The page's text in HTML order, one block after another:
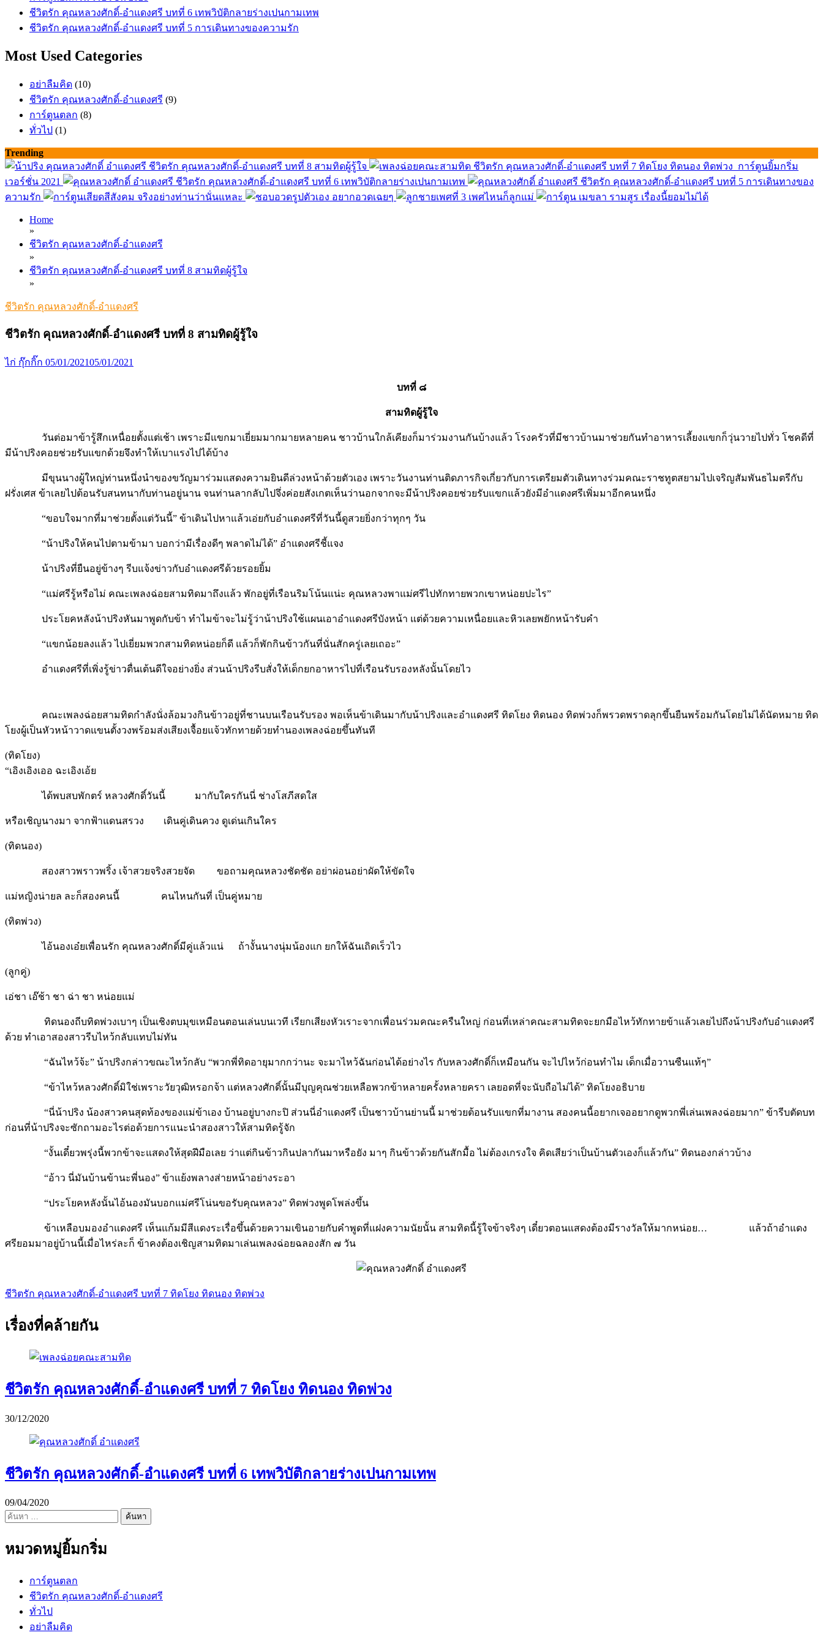
ชีวิตรัก คุณหลวงศักดิ์-อำแดงศรี บทที่ 6 เทพวิบัติกลายร่างเปนกามเทพ
ชีวิตรัก คุณหลวงศักดิ์-อำแดงศรี บทที่ 5 การเดินทางของความรัก
Most Used Categories
อย่าลืมคิด (10)
ชีวิตรัก คุณหลวงศักดิ์-อำแดงศรี (9)
การ์ตูนตลก (8)
ทั่วไป (1)
Trending
ชีวิตรัก คุณหลวงศักดิ์-อำแดงศรี บทที่ 8 สามทิดผู้รู้ใจ
ชีวิตรัก คุณหลวงศักดิ์-อำแดงศรี บทที่ 7 ทิดโยง ทิดนอง ทิดพ่วง การ์ตูนยิ้มกริ่ม
เวอร์ชั่น 2021
ชีวิตรัก คุณหลวงศักดิ์-อำแดงศรี บทที่ 6 เทพวิบัติกลายร่างเปนกามเทพ
ชีวิตรัก คุณหลวงศักดิ์-อำแดงศรี บทที่ 5 การเดินทางของ
ความรัก
จริงอย่างท่านว่านั่นแหละ อยากอวดเฉยๆ เพศไหนก็ลูกแม่ เรื่องนี้ยอมไม่ได้
Home
»
ชีวิตรัก คุณหลวงศักดิ์-อำแดงศรี
»
ชีวิตรัก คุณหลวงศักดิ์-อำแดงศรี บทที่ 8 สามทิดผู้รู้ใจ
»
ชีวิตรัก คุณหลวงศักดิ์-อำแดงศรี
ชีวิตรัก คุณหลวงศักดิ์-อำแดงศรี บทที่ 8 สามทิดผู้รู้ใจ
ไก่ กุ๊กกิ๊ก 05/01/202105/01/2021
บทที่ ๘
สามทิดผู้รู้ใจ
วันต่อมาข้ารู้สึกเหนื่อยตั้งแต่เช้า เพราะมีแขกมาเยี่ยมมากมายหลายคน ชาวบ้านใกล้เคียงก็มาร่วมงานกันบ้างแล้ว โรงครัวที่มีชาวบ้านมาช่วยกันทำอาหารเลี้ยงแขกก็วุ่นวายไปทั่ว โชคดีที่
มีน้าปริงคอยช่วยรับแขกด้วยจึงทำให้เบาแรงไปได้บ้าง
มีขุนนางผู้ใหญ่ท่านหนึ่งนำของขวัญมาร่วมแสดงความยินดีล่วงหน้าด้วยตัวเอง เพราะวันงานท่านติดภารกิจเกี่ยวกับการเตรียมตัวเดินทางร่วมคณะราชทูตสยามไปเจริญสัมพันธไมตรีกับ
ฝรั่งเศส ข้าเลยไปต้อนรับสนทนากับท่านอยู่นาน จนท่านลากลับไปจึ่งค่อยสังเกตเห็นว่านอกจากจะมีน้าปริงคอยช่วยรับแขกแล้วยังมีอำแดงศรีเพิ่มมาอีกคนหนึ่ง
“ขอบใจมากที่มาช่วยตั้งแต่วันนี้” ข้าเดินไปหาแล้วเอ่ยกับอำแดงศรีที่วันนี้ดูสวยยิ่งกว่าทุกๆ วัน
“น้าปริงให้คนไปตามข้ามา บอกว่ามีเรื่องดีๆ พลาดไม่ได้” อำแดงศรีชี้แจง
น้าปริงที่ยืนอยู่ข้างๆ รีบแจ้งข่าวกับอำแดงศรีด้วยรอยยิ้ม
“แม่ศรีรู้หรือไม่ คณะเพลงฉ่อยสามทิดมาถึงแล้ว พักอยู่ที่เรือนริมโน้นแน่ะ คุณหลวงพาแม่ศรีไปทักทายพวกเขาหน่อยปะไร”
ประโยคหลังน้าปริงหันมาพูดกับข้า ทำไมข้าจะไม่รู้ว่าน้าปริงใช้แผนเอาอำแดงศรีบังหน้า แต่ด้วยความเหนื่อยและหิวเลยพยักหน้ารับคำ
“แขกน้อยลงแล้ว ไปเยี่ยมพวกสามทิดหน่อยก็ดี แล้วก็พักกินข้าวกันที่นั่นสักครู่เลยเถอะ”
อำแดงศรีที่เพิ่งรู้ข่าวตื่นเต้นดีใจอย่างยิ่ง ส่วนน้าปริงรีบสั่งให้เด็กยกอาหารไปที่เรือนรับรองหลังนั้นโดยไว
คณะเพลงฉ่อยสามทิดกำลังนั่งล้อมวงกินข้าวอยู่ที่ชานบนเรือนรับรอง พอเห็นข้าเดินมากับน้าปริงและอำแดงศรี ทิดโยง ทิดนอง ทิดพ่วงก็พรวดพราดลุกขึ้นยืนพร้อมกันโดยไม่ได้นัดหมาย ทิด
โยงผู้เป็นหัวหน้าวาดแขนตั้งวงพร้อมส่งเสียงเจื้อยแจ้วทักทายด้วยทำนองเพลงฉ่อยขึ้นทันที
(ทิดโยง)
“เอิงเอิงเออ ฉะเอิงเอ้ย
ได้พบสบพักตร์ หลวงศักดิ์วันนี้ มากับใครกันนี่ ช่างโสภีสดใส
หรือเชิญนางมา จากฟ้าแดนสรวง เดินคู่เดินควง ดูเด่นเกินใคร
(ทิดนอง)
สองสาวพราวพริ้ง เจ้าสวยจริงสวยจัด ขอถามคุณหลวงชัดชัด อย่าผ่อนอย่าผัดให้ขัดใจ
แม่หญิงน่ายล ละก็สองคนนี้ คนไหนกันที่ เป็นคู่หมาย
(ทิดพ่วง)
ไอ้นองเอ๋ยเพื่อนรัก คุณหลวงศักดิ์มีคู่แล้วแน่ ถ้างั้นนางนุ่มน้องแก ยกให้ฉันเถิดเร็วไว
(ลูกคู่)
เอ่ชา เอ๊ช้า ชา ฉ่า ชา หน่อยแม่
ทิดนองถีบทิดพ่วงเบาๆ เป็นเชิงตบมุขเหมือนตอนเล่นบนเวที เรียกเสียงหัวเราะจากเพื่อนร่วมคณะครืนใหญ่ ก่อนที่เหล่าคณะสามทิดจะยกมือไหว้ทักทายข้าแล้วเลยไปถึงน้าปริงกับอำแดงศรี
ด้วย ทำเอาสองสาวรีบไหว้กลับแทบไม่ทัน
“ฉันไหว้จ้ะ” น้าปริงกล่าวขณะไหว้กลับ “พวกพี่ทิดอายุมากกว่านะ จะมาไหว้ฉันก่อนได้อย่างไร กับหลวงศักดิ์ก็เหมือนกัน จะไปไหว้ก่อนทำไม เด็กเมื่อวานซืนแท้ๆ”
“ข้าไหว้หลวงศักดิ์มิใช่เพราะวัยวุฒิหรอกจ้า แต่หลวงศักดิ์นั้นมีบุญคุณช่วยเหลือพวกข้าหลายครั้งหลายครา เลยอดที่จะนับถือไม่ได้” ทิดโยงอธิบาย
“นี่น้าปริง น้องสาวคนสุดท้องของแม่ข้าเอง บ้านอยู่บางกะปิ ส่วนนี่อำแดงศรี เป็นชาวบ้านย่านนี้ มาช่วยต้อนรับแขกที่มางาน สองคนนี้อยากเจออยากดูพวกพี่เล่นเพลงฉ่อยมาก” ข้ารีบตัดบท
ก่อนที่น้าปริงจะซักถามอะไรต่อด้วยการแนะนำสองสาวให้สามทิดรู้จัก
“งั้นเดี๋ยวพรุ่งนี้พวกข้าจะแสดงให้สุดฝีมือเลย ว่าแต่กินข้าวกินปลากันมาหรือยัง มาๆ กินข้าวด้วยกันสักมื้อ ไม่ต้องเกรงใจ คิดเสียว่าเป็นบ้านตัวเองก็แล้วกัน” ทิดนองกล่าวบ้าง
“อ้าว นี่มันบ้านข้านะพี่นอง” ข้าแย้งพลางส่ายหน้าอย่างระอา
“ประโยคหลังนั้นไอ้นองมันบอกแม่ศรีโน่นขอรับคุณหลวง” ทิดพ่วงพูดโพล่งขึ้น
ข้าเหลือบมองอำแดงศรี เห็นแก้มมีสีแดงระเรื่อขึ้นด้วยความเขินอายกับคำพูดที่แฝงความนัยนั้น สามทิดนี้รู้ใจข้าจริงๆ เดี๋ยวตอนแสดงต้องมีรางวัลให้มากหน่อย… แล้วถ้าอำแดง
ศรียอมมาอยู่บ้านนี้เมื่อไหร่ละก็ ข้าคงต้องเชิญสามทิดมาเล่นเพลงฉ่อยฉลองสัก ๗ วัน
แนะแนว
เรื่อง
ชีวิตรัก คุณหลวงศักดิ์-อำแดงศรี บทที่ 7 ทิดโยง ทิดนอง ทิดพ่วง
เรื่องที่คล้ายกัน
ชีวิตรัก คุณหลวงศักดิ์-อำแดงศรี บทที่ 7 ทิดโยง ทิดนอง ทิดพ่วง
30/12/2020
ชีวิตรัก คุณหลวงศักดิ์-อำแดงศรี บทที่ 6 เทพวิบัติกลายร่างเปนกามเทพ
09/04/2020
ค้นหา
หมวดหมู่ยิ้มกริ่ม
การ์ตูนตลก
ชีวิตรัก คุณหลวงศักดิ์-อำแดงศรี
ทั่วไป
อย่าลืมคิด